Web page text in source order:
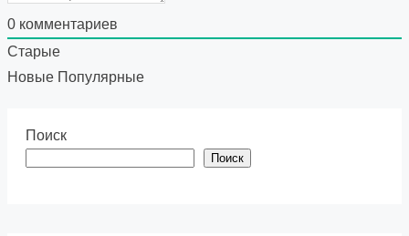
0 комментариев
Старые
Новые Популярные
Поиск
Поиск